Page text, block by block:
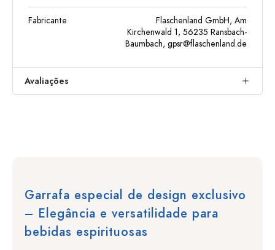
Fabricante
Flaschenland GmbH, Am
Kirchenwald 1, 56235 Ransbach-
Baumbach, gpsr@flaschenland.de
Avaliações
Garrafa especial de design exclusivo
– Elegância e versatilidade para
bebidas espirituosas